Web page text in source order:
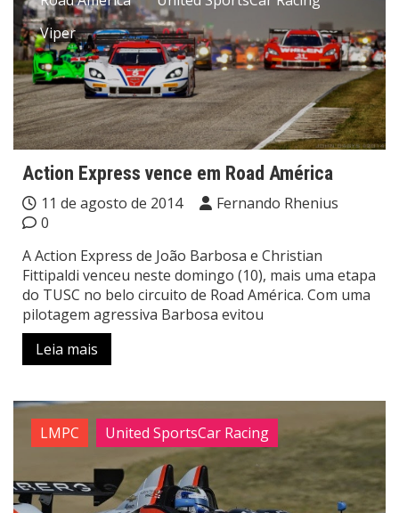
Viper
Action Express vence em Road América
11 de agosto de 2014
Fernando Rhenius
0
A Action Express de João Barbosa e Christian
Fittipaldi venceu neste domingo (10), mais uma etapa
do TUSC no belo circuito de Road América. Com uma
pilotagem agressiva Barbosa evitou
Leia mais
LMPC United SportsCar Racing